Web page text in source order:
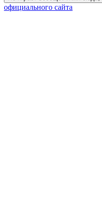
официального сайта